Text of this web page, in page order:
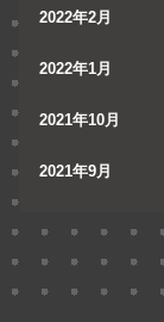
2022年2月
2022年1月
2021年10月
2021年9月